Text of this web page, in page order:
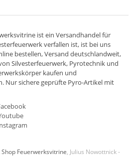
ist ein Versandhandelfür
verfallen ist, ist bei uns
bestellen,Versand deutschlandweit,
Silvesterfeuerwerk, Pyrotechnik und
kaufen und
Nur sichere geprüfte Pyro-Artikel mit
Feuerwerksvitrine , Julius Nowottnick -